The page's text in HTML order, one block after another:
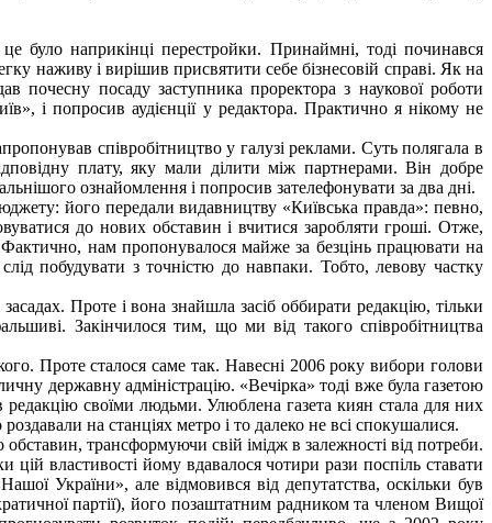
було наприкінці перестройки. Принаймні, тоді починався
наживу і вирішив присвятити себе бізнесовій справі. Як на
почесну посаду заступника проректора з наукової роботи
і попросив аудієнції у редактора. Практично я нікому не
співробітництво у галузі реклами. Суть полягала в
плату, яку мали ділити між партнерами. Він добре
ознайомлення і попросив зателефонувати за два дні.
його передали видавництву «Київська правда»: певно,
до нових обставин і вчитися заробляти гроші. Отже,
нам пропонувалося майже за безцінь працювати на
побудувати з точністю до навпаки. Тобто, левову частку
Проте і вона знайшла засіб оббирати редакцію, тільки
Закінчилося тим, що ми від такого співробітництва
Проте сталося саме так. Навесні 2006 року вибори голови
державну адміністрацію. «Вечірка» тоді вже була газетою
редакцію своїми людьми. Улюблена газета киян стала для них
на станціях метро і то далеко не всі спокушалися.
трансформуючи свій імідж в залежності від потреби.
цій властивості йому вдавалося чотири рази поспіль ставати
України», але відмовився від депутатства, оскільки був
партії), його позаштатним радником та членом Вищої